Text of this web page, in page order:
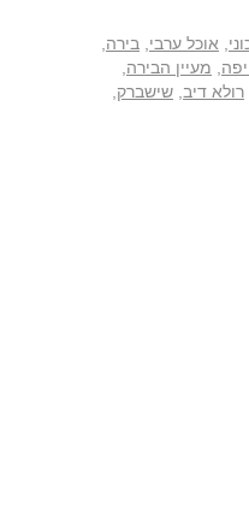
אוכל ערבי בירה
מעיין הבירה
רולא דיב שישברק